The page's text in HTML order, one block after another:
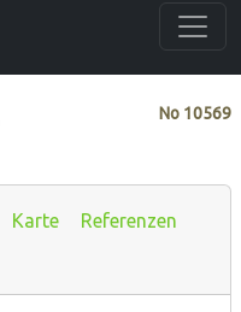
No 10569
Karte Referenzen